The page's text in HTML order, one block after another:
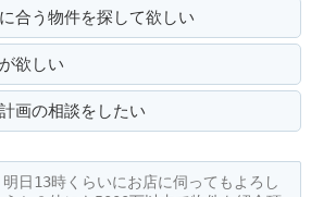
合う物件を探して欲しい
欲しい
画の相談をしたい